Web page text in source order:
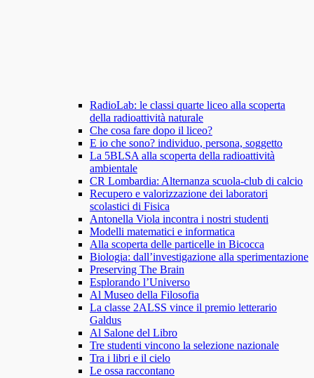
RadioLab: le classi quarte liceo alla scoperta
della radioattività naturale
Che cosa fare dopo il liceo?
E io che sono? individuo, persona, soggetto
La 5BLSA alla scoperta della radioattività
ambientale
CR Lombardia: Alternanza scuola-club di calcio
Recupero e valorizzazione dei laboratori
scolastici di Fisica
Antonella Viola incontra i nostri studenti
Modelli matematici e informatica
Alla scoperta delle particelle in Bicocca
Biologia: dall’investigazione alla sperimentazione
Preserving The Brain
Esplorando l’Universo
Al Museo della Filosofia
La classe 2ALSS vince il premio letterario
Galdus
Al Salone del Libro
Tre studenti vincono la selezione nazionale
Tra i libri e il cielo
Le ossa raccontano